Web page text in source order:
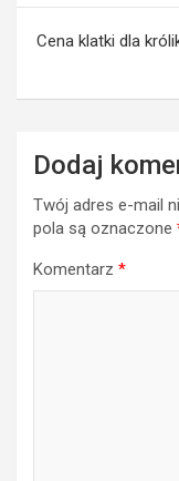
Cena klatki dla
Dodaj
Twój adres e-mail
pola są oznaczone
Komentarz *